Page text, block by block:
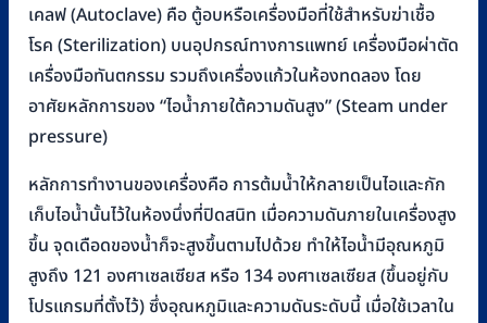
เคลฟ (Autoclave) คือ ตู้อบหรือเครื่องมือที่ใช้สำหรับฆ่าเชื้อ
โรค (Sterilization) บนอุปกรณ์ทางการแพทย์ เครื่องมือผ่าตัด
เครื่องมือทันตกรรม รวมถึงเครื่องแก้วในห้องทดลอง โดย
อาศัยหลักการของ “ไอน้ำภายใต้ความดันสูง” (Steam under
pressure)
หลักการทำงานของเครื่องคือ การต้มน้ำให้กลายเป็นไอและกัก
เก็บไอน้ำนั้นไว้ในห้องนึ่งที่ปิดสนิท เมื่อความดันภายในเครื่องสูง
ขึ้น จุดเดือดของน้ำก็จะสูงขึ้นตามไปด้วย ทำให้ไอน้ำมีอุณหภูมิ
สูงถึง 121 องศาเซลเซียส หรือ 134 องศาเซลเซียส (ขึ้นอยู่กับ
โปรแกรมที่ตั้งไว้) ซึ่งอุณหภูมิและความดันระดับนี้ เมื่อใช้เวลาใน